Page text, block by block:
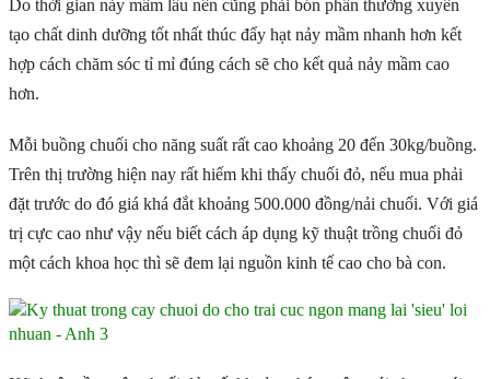
Do thời gian nảy mầm lâu nên cũng phải bón phân thường xuyên
tạo chất dinh dưỡng tốt nhất thúc đẩy hạt nảy mầm nhanh hơn kết
hợp cách chăm sóc tỉ mỉ đúng cách sẽ cho kết quả nảy mầm cao
hơn.
Mỗi buồng chuối cho năng suất rất cao khoảng 20 đến 30kg/buồng.
Trên thị trường hiện nay rất hiếm khi thấy chuối đỏ, nếu mua phải
đặt trước do đó giá khá đắt khoảng 500.000 đồng/nải chuối. Với giá
trị cực cao như vậy nếu biết cách áp dụng kỹ thuật trồng chuối đỏ
một cách khoa học thì sẽ đem lại nguồn kinh tế cao cho bà con.